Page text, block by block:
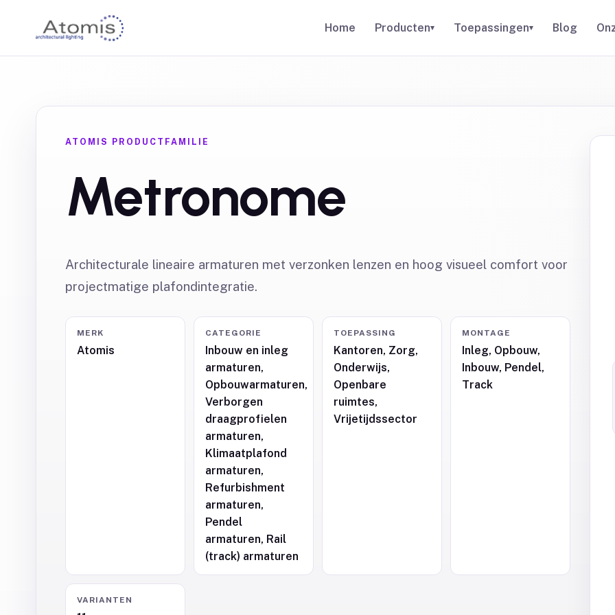
Home Producten▾ Toepassingen▾ Blog
ATOMIS PRODUCTFAMILIE
Metronome
Architecturale lineaire armaturen met verzonken lenzen en hoog visueel comfort voor
projectmatige plafondintegratie.
MERK
Atomis
CATEGORIE
Inbouw en inleg
armaturen,
Opbouwarmaturen,
Verborgen
draagprofielen
armaturen,
Klimaatplafond
armaturen,
Refurbishment
armaturen,
Pendel
armaturen, Rail
(track) armaturen
TOEPASSING
Kantoren, Zorg,
Onderwijs,
Openbare
ruimtes,
Vrijetijdssector
MONTAGE
Inleg, Opbouw,
Inbouw, Pendel,
Track
VARIANTEN